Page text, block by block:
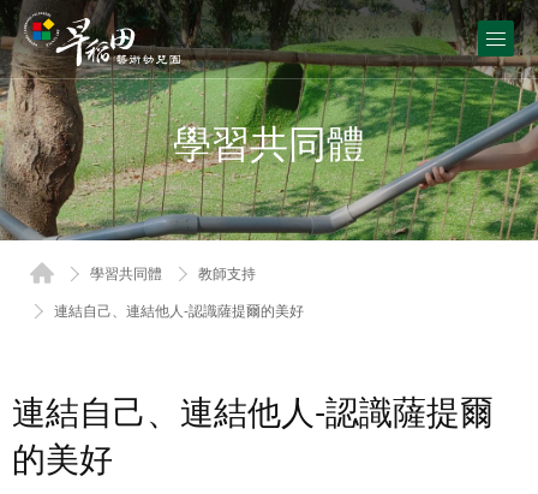
學習共同體
學習共同體
教師支持
連結自己、連結他人-認識薩提爾的美好
連結自己、連結他人-認識薩提爾
的美好